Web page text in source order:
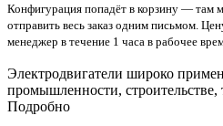
Конфигурация попадёт в корзину — там
отправить весь заказ одним письмом.
менеджер в течение 1 часа в рабочее
Электродвигатели широко
промышленности, строительстве,
Подробно